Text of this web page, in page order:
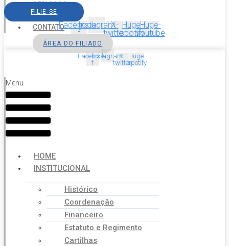
SERVIÇOS
AGENDA
CONTATO
FILIE-SE
Facebook-
f
InstagramX-
twitter
Huge-
spotify
Huge-
youtube
ÁREA DO FILIADO
Facebook-
f
InstagramX-
twitter
Huge-
spotify
Menu
HOME
INSTITUCIONAL
Histórico
Coordenação
Financeiro
Estatuto e Regimento
Cartilhas